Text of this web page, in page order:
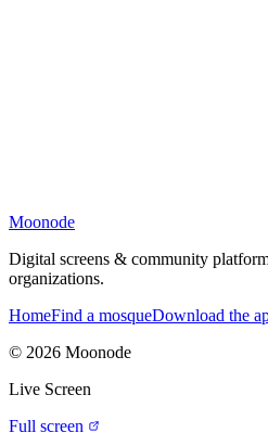
Moonode
Digital screens & community
organizations.
HomeFind a mosqueDownload the
© 2026 Moonode
Live Screen
Full screen